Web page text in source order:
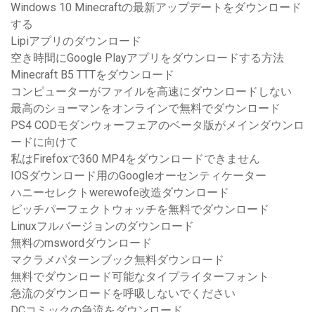
Windows 10 Minecraftの最新アップデートをダウンロード
する
Lipiアプリのダウンロード
空き時間にGoogle Playアプリをダウンロードする方法
Minecraft B5 TTTをダウンロード
コンピューターがファイルを高速にダウンロードしない
最高のショーマンをオンラインで無料でダウンロード
PS4 CODモダンウォーフェアのベータ版がメインダウンロ
ードに向けて
私はFirefoxで360 MP4をダウンロードできません
IOSダウンロード用のGoogleオーセンティケーター
ハニーセレクトwerewofe改造ダウンロード
ピッチパーフェクトウォッチを無料でダウンロード
Linuxフルバージョンのダウンロード
無料のmswordダウンロード
マクラメパターンブック無料ダウンロード
無料でダウンロード可能なタイプライターフォント
急流のダウンロードを呼吸しないでください